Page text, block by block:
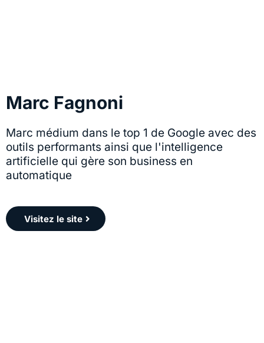
Marc Fagnoni
Marc médium dans le top 1 de Google avec des
outils performants ainsi que l'intelligence
artificielle qui gère son business en
automatique
Visitez le site